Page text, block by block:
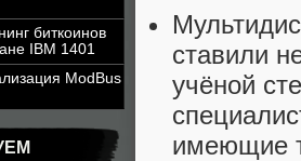
биткоинов
IBM 1401
ModBus
ставили
учёной
имеющие